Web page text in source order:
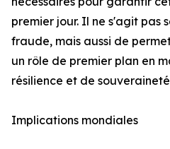
premier jour. Il ne s'agit pas
fraude, mais aussi de
un rôle de premier plan en
résilience et de
Implications mondiales